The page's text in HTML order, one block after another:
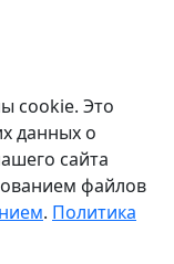
cookie. Это
данных о
сайта
файлов
. Политика